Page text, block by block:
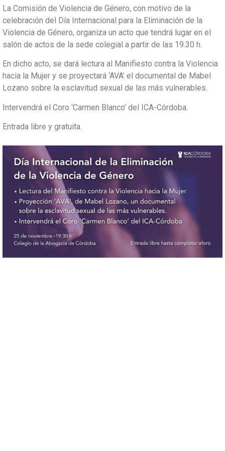
La Comisión de Violencia de Género, con motivo de la
celebración del Día Internacional para la Eliminación de la
Violencia de Género, organiza un acto que tendrá lugar en el
salón de actos de la sede colegial a partir de las 19.30 h.
En dicho acto, se dará lectura al Manifiesto contra la Violencia
hacia la Mujer y se proyectará ‘AVA’ el documental de Mabel
Lozano sobre la esclavitud sexual de las más vulnerables.
Intervendrá el Coro ‘Carmen Blanco’ del ICA-Córdoba.
Entrada libre y gratuita.